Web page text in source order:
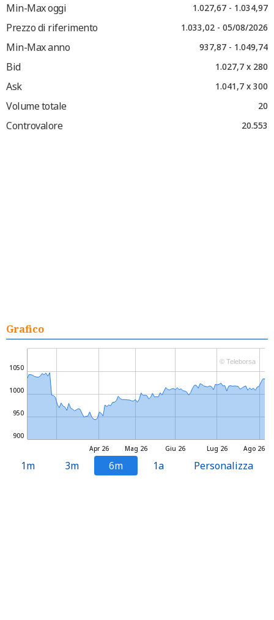
Min-Max oggi 1.027,67 - 1.034,97
Prezzo di riferimento 1.033,02 - 05/08/2026
Min-Max anno 937,87 - 1.049,74
Bid 1.027,7 x 280
Ask 1.041,7 x 300
Volume totale 20
Controvalore 20.553
Grafico
Mag 26 Lug 26
Apr 26 Giu 26 Ago 26
900
950
1000
1050
© Teleborsa
1m 3m 6m 1a Personalizza